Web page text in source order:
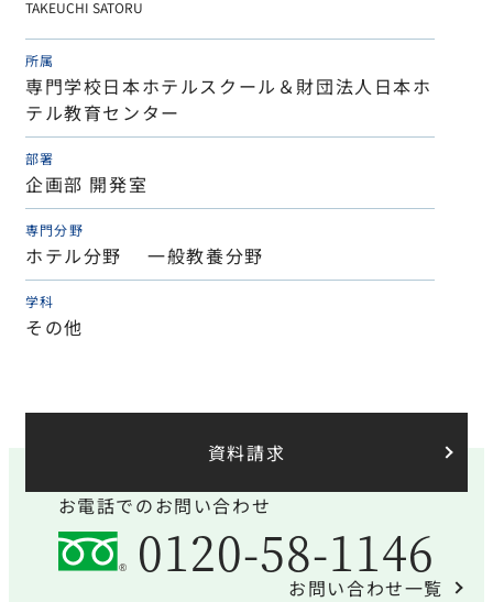
TAKEUCHI SATORU
所属
専門学校日本ホテルスクール＆財団法人日本ホ
テル教育センター
部署
企画部 開発室
専門分野
ホテル分野 一般教養分野
学科
その他
資料請求
お電話でのお問い合わせ
0120-58-1146
お問い合わせ一覧